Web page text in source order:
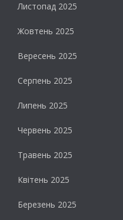
Листопад 2025
Жовтень 2025
Вересень 2025
Серпень 2025
Липень 2025
Червень 2025
Травень 2025
Квітень 2025
Березень 2025